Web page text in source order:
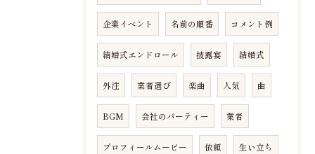
企業イベント 名前の順番 コメント例
結婚式エンドロール 披露宴 結婚式
外注 業者選び 楽曲 人気 曲
BGM 会社のパーティー 業者
プロフィールムービー 依頼 生い立ち